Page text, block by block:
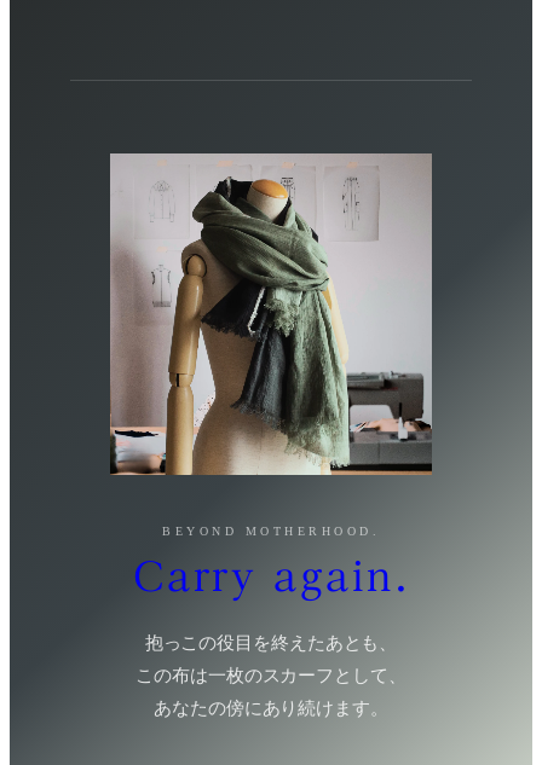
BEYOND MOTHERHOOD.
Carry again.
抱っこの役目を終えたあとも、
この布は一枚のスカーフとして、
あなたの傍にあり続けます。